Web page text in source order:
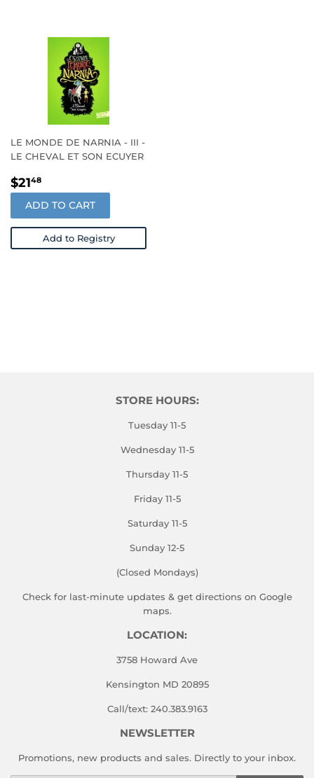
LE MONDE DE NARNIA - III -
LE CHEVAL ET SON ECUYER
PRIX
RÉGULIER
$2148
ADD TO CART
Add to Registry
STORE HOURS:
Tuesday 11-5
Wednesday 11-5
Thursday 11-5
Friday 11-5
Saturday 11-5
Sunday 12-5
(Closed Mondays)
Check for last-minute updates & get directions on Google
maps.
LOCATION:
3758 Howard Ave
Kensington MD 20895
Call/text: 240.383.9163
NEWSLETTER
Promotions, new products and sales. Directly to your inbox.